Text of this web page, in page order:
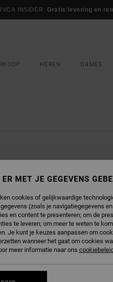
INSIDER Gratis levering en
HEREN DAMES
ZIJN
MET JE GEGEVENS
cookies of gelijkwaardige
(zoals je navigatiegegevens
en content te presenteren; om de
te leveren; om meer te weten te
Je kunt je keuzes aanpassen om
wanneer het gaat om cookies
meer informatie naar ons cookiebeleid